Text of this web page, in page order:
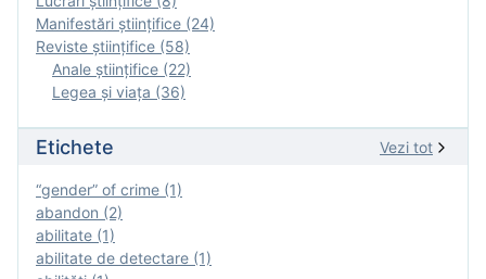
Manifestări ştiinţifice (24)
Reviste ştiinţifice (58)
Anale ştiinţifice (22)
Legea şi viaţa (36)
Etichete Vezi tot
“gender” of crime (1)
abandon (2)
abilitate (1)
abilitate de detectare (1)